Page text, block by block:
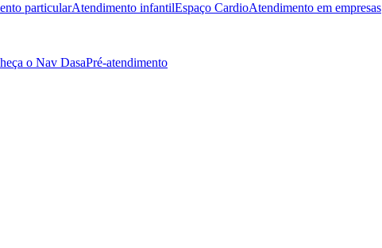
particularAtendimento infantilEspaço CardioAtendimento em empresas
o Nav DasaPré-atendimento